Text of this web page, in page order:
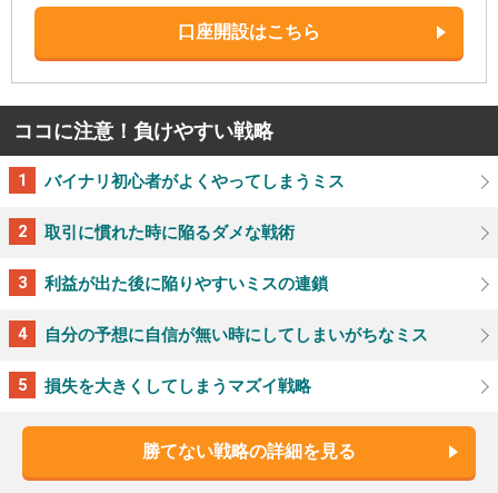
口座開設はこちら
ココに注意！負けやすい戦略
バイナリ初心者がよくやってしまうミス
取引に慣れた時に陥るダメな戦術
利益が出た後に陥りやすいミスの連鎖
自分の予想に自信が無い時にしてしまいがちなミス
損失を大きくしてしまうマズイ戦略
勝てない戦略の詳細を見る